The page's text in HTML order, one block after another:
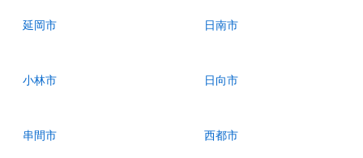
延岡市 日南市
小林市 日向市
串間市 西都市